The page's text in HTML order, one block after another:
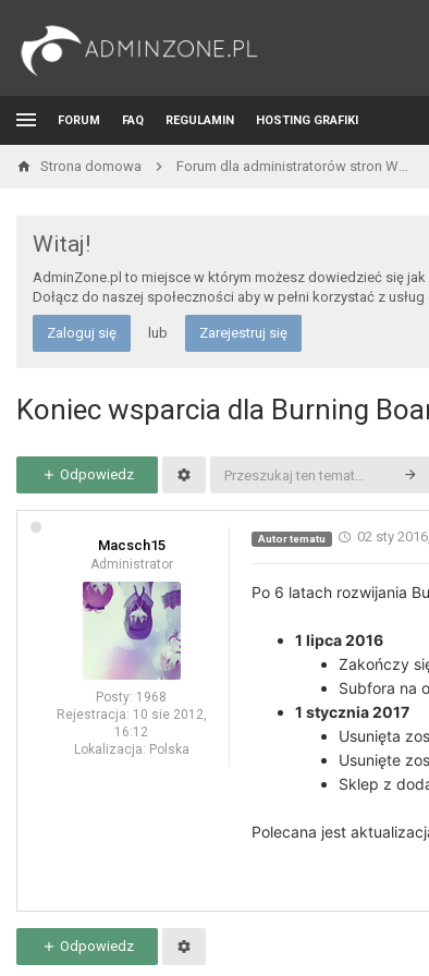
FORUM FAQ REGULAMIN HOSTING GRAFIKI
Strona domowa Forum dla administratorów stron WWW i developerów
Witaj!
AdminZone.pl to miejsce w którym możesz dowiedzieć się
Dołącz do naszej społeczności aby w pełni korzystać z
Zaloguj się lub Zarejestruj się
Koniec wsparcia dla Burning
Odpowiedz
Macsch15
Administrator
Posty: 1968
Rejestracja: 10 sie 2012,
16:12
Lokalizacja: Polska
Autor tematu 02 sty
Po 6 latach rozwijania
1 lipca 2016
Zakończy
Subfora na
1 stycznia 2017
Usunięta
Usunięte
Sklep z
Polecana jest
Odpowiedz